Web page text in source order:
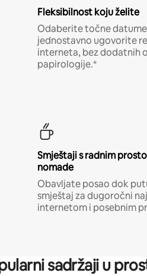
Fleksibilnost koju želite
Odaberite točne datume
jednostavno ugovorite
interneta, bez dodatnih
papirologije.*
Smještaji s radnim
nomade
Obavljate posao dok
smještaj za dugoročni
internetom i posebnim
sadržaji u